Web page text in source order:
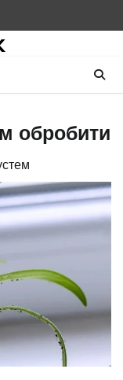
обробити